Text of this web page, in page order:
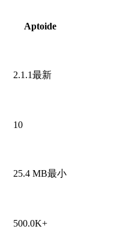
Aptoide
2.1.1最新
10
25.4 MB最小
500.0K+